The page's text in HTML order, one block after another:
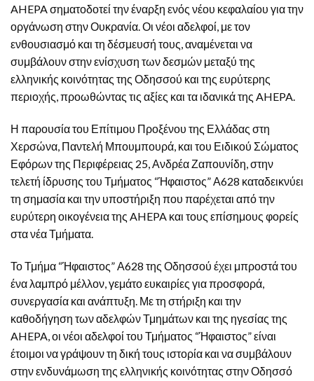
AHEPA σηματοδοτεί την έναρξη ενός νέου κεφαλαίου για την
οργάνωση στην Ουκρανία. Οι νέοι αδελφοί, με τον
ενθουσιασμό και τη δέσμευσή τους, αναμένεται να
συμβάλουν στην ενίσχυση των δεσμών μεταξύ της
ελληνικής κοινότητας της Οδησσού και της ευρύτερης
περιοχής, προωθώντας τις αξίες και τα ιδανικά της AHEPA.
Η παρουσία του Επίτιμου Προξένου της Ελλάδας στη
Χερσώνα, Παντελή Μπουμπουρά, και του Ειδικού Σώματος
Εφόρων της Περιφέρειας 25, Ανδρέα Ζαπουνίδη, στην
τελετή ίδρυσης του Τμήματος “Ήφαιστος” Α628 καταδεικνύει
τη σημασία και την υποστήριξη που παρέχεται από την
ευρύτερη οικογένεια της AHEPA και τους επίσημους φορείς
στα νέα Τμήματα.
Το Τμήμα “Ήφαιστος” Α628 της Οδησσού έχει μπροστά του
ένα λαμπρό μέλλον, γεμάτο ευκαιρίες για προσφορά,
συνεργασία και ανάπτυξη. Με τη στήριξη και την
καθοδήγηση των αδελφών Τμημάτων και της ηγεσίας της
AHEPA, οι νέοι αδελφοί του Τμήματος “Ήφαιστος” είναι
έτοιμοι να γράψουν τη δική τους ιστορία και να συμβάλουν
στην ενδυνάμωση της ελληνικής κοινότητας στην Οδησσό